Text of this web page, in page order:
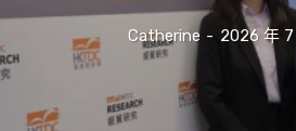
Catherine - 2026 年